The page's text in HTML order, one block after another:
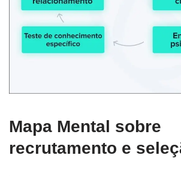
Mapa Mental sobre
recrutamento e